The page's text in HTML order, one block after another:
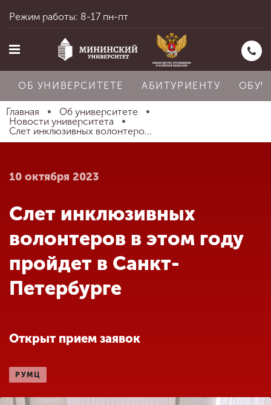
Главная
Абитуриенту
Обучение
деятельность
Режим работы: 8-17 пн-пт
ОБ УНИВЕРСИТЕТЕ АБИТУРИЕНТУ
Главная
Об университете
Новости университета
Слет инклюзивных волонтеро...
10 октября 2023
Слет инклюзивных
волонтеров в этом году
пройдет в Санкт-
Петербурге
Открыт прием заявок
РУМЦ